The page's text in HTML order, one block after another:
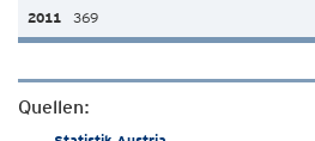
369
Quellen: